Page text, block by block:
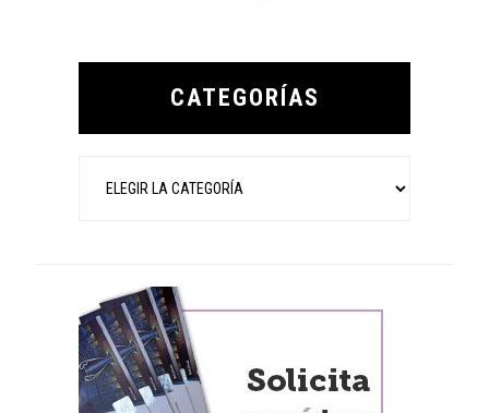
Primary
CATEGORÍAS